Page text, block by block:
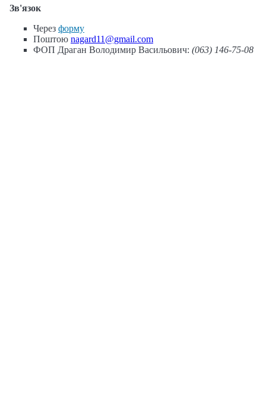
Зв'язок
Через форму
Поштою nagard11@gmail.com
ФОП Драган Володимир Васильович: (063) 146-75-08